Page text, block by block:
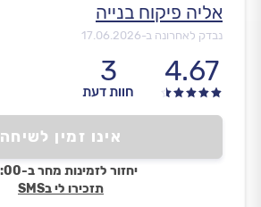
אליה פיקוח בנייה
נבדק לאחרונה ב-17.06.2026
4.67
3
חוות דעת
אינו זמין לשיחה
יחזור לזמינות מחר ב-07:00
תזכירו לי בSMS